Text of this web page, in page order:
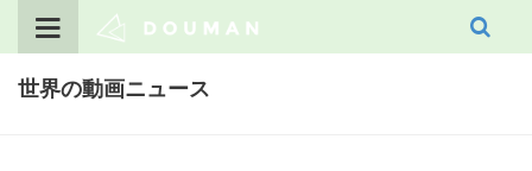
世界の動画ニュース